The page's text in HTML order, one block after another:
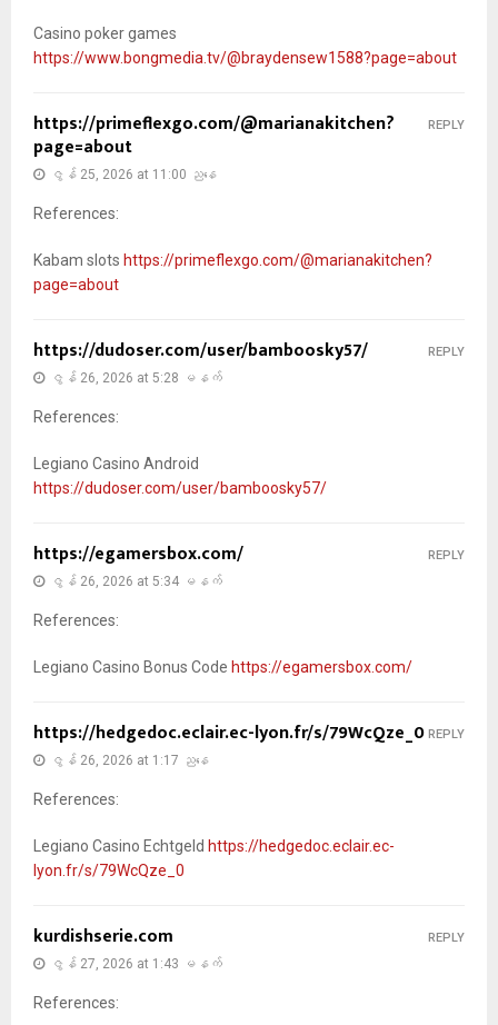
Casino poker games
https://www.bongmedia.tv/@braydensew1588?page=about
https://primeflexgo.com/@marianakitchen?
page=about
ဇွန် 25, 2026 at 11:00 ညနေ
References:
Kabam slots https://primeflexgo.com/@marianakitchen?
page=about
REPLY
https://dudoser.com/user/bamboosky57/
ဇွန် 26, 2026 at 5:28 မနက်
References:
Legiano Casino Android
https://dudoser.com/user/bamboosky57/
REPLY
https://egamersbox.com/
ဇွန် 26, 2026 at 5:34 မနက်
References:
Legiano Casino Bonus Code https://egamersbox.com/
REPLY
https://hedgedoc.eclair.ec-lyon.fr/s/79WcQze_0
ဇွန် 26, 2026 at 1:17 ညနေ
References:
Legiano Casino Echtgeld https://hedgedoc.eclair.ec-
lyon.fr/s/79WcQze_0
REPLY
kurdishserie.com
ဇွန် 27, 2026 at 1:43 မနက်
References:
REPLY